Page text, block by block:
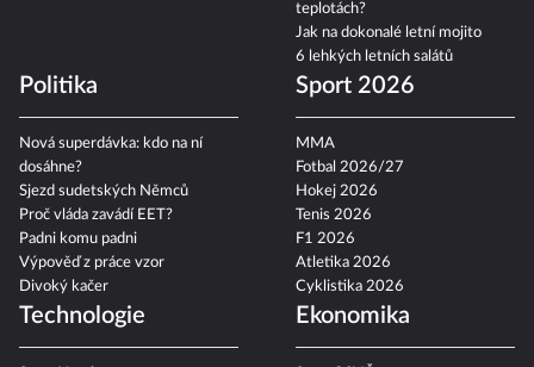
teplotách?
Jak na dokonalé letní mojito
6 lehkých letních salátů
Politika
Nová superdávka: kdo na ní
dosáhne?
Sjezd sudetských Němců
Proč vláda zavádí EET?
Padni komu padni
Výpověď z práce vzor
Divoký kačer
Sport 2026
MMA
Fotbal 2026/27
Hokej 2026
Tenis 2026
F1 2026
Atletika 2026
Cyklistika 2026
Technologie Ekonomika